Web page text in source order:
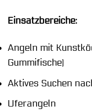
Einsatzbereiche:
Angeln mit
Gummifische)
Aktives Suchen
Uferangeln